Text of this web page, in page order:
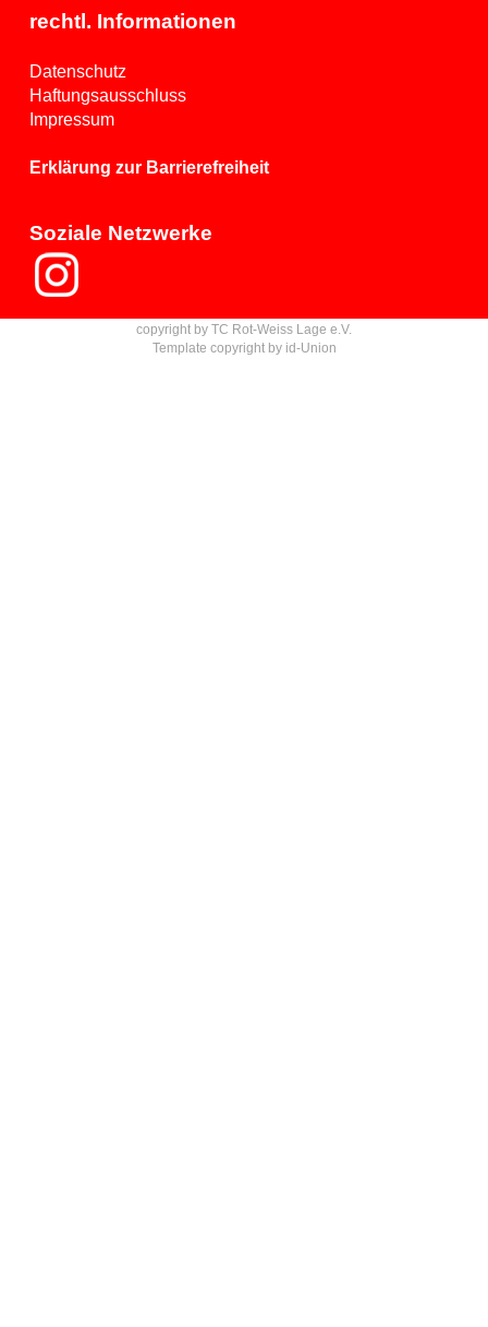
rechtl. Informationen
Datenschutz
Haftungsausschluss
Impressum
Erklärung zur Barrierefreiheit
Soziale Netzwerke
copyright by TC Rot-Weiss Lage e.V.
Template copyright by id-Union